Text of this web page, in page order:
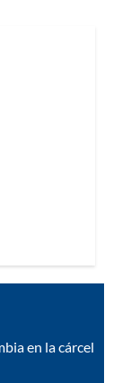
en la cárcel